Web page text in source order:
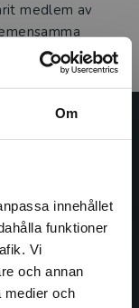
Om
innehållet
funktioner
Vi
och annan
medier och
medlem av
Unionen.
idag Sveriges
kurslitteratur,
med